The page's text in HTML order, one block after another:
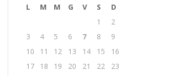
L M M G V S
D
1
2
3
4 5 6 7 8
9
10
11 12 13 14 15
16
17
18 19 20 21 22
23